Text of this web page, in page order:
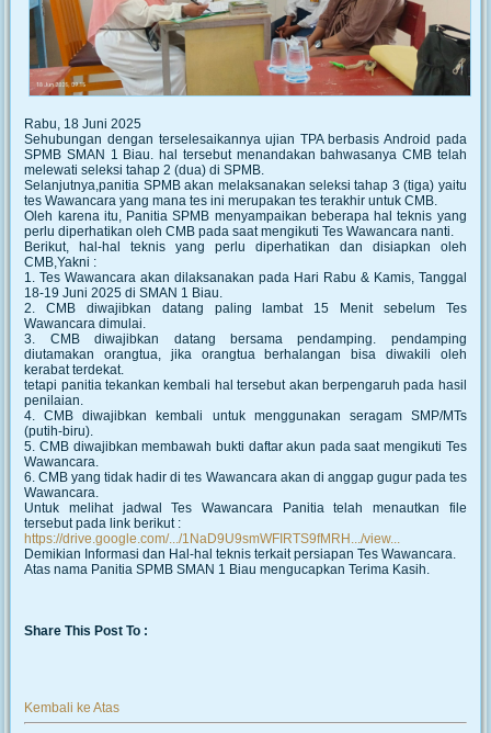
Rabu, 18 Juni 2025
Sehubungan dengan terselesaikannya ujian TPA berbasis Android pada
SPMB SMAN 1 Biau. hal tersebut menandakan bahwasanya CMB telah
melewati seleksi tahap 2 (dua) di SPMB.
Selanjutnya,panitia SPMB akan melaksanakan seleksi tahap 3 (tiga) yaitu
tes Wawancara yang mana tes ini merupakan tes terakhir untuk CMB.
Oleh karena itu, Panitia SPMB menyampaikan beberapa hal teknis yang
perlu diperhatikan oleh CMB pada saat mengikuti Tes Wawancara nanti.
Berikut, hal-hal teknis yang perlu diperhatikan dan disiapkan oleh
CMB,Yakni :
1. Tes Wawancara akan dilaksanakan pada Hari Rabu & Kamis, Tanggal
18-19 Juni 2025 di SMAN 1 Biau.
2. CMB diwajibkan datang paling lambat 15 Menit sebelum Tes
Wawancara dimulai.
3. CMB diwajibkan datang bersama pendamping. pendamping
diutamakan orangtua, jika orangtua berhalangan bisa diwakili oleh
kerabat terdekat.
tetapi panitia tekankan kembali hal tersebut akan berpengaruh pada hasil
penilaian.
4. CMB diwajibkan kembali untuk menggunakan seragam SMP/MTs
(putih-biru).
5. CMB diwajibkan membawah bukti daftar akun pada saat mengikuti Tes
Wawancara.
6. CMB yang tidak hadir di tes Wawancara akan di anggap gugur pada tes
Wawancara.
Untuk melihat jadwal Tes Wawancara Panitia telah menautkan file
tersebut pada link berikut :
https://drive.google.com/.../1NaD9U9smWFIRTS9fMRH.../view...
Demikian Informasi dan Hal-hal teknis terkait persiapan Tes Wawancara.
Atas nama Panitia SPMB SMAN 1 Biau mengucapkan Terima Kasih.
Share This Post To :
Kembali ke Atas